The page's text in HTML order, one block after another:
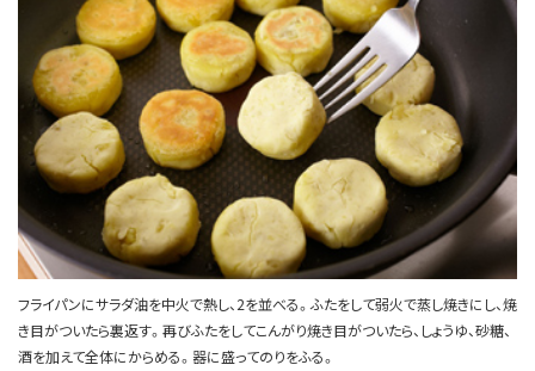
フライパンにサラダ油を中火で熱し、2を並べる。ふたをして弱火で蒸し焼きにし、焼
き目がついたら裏返す。再びふたをしてこんがり焼き目がついたら、しょうゆ、砂糖、
酒を加えて全体にからめる。器に盛ってのりをふる。